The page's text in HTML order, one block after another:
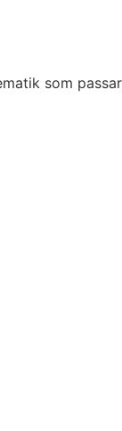
som passar